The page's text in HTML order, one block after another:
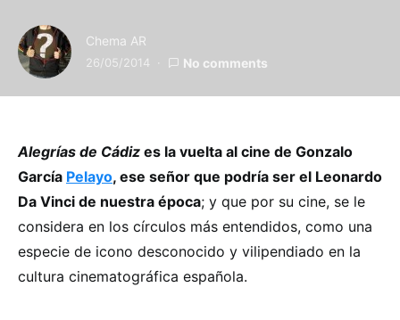
Chema AR
26/05/2014 No comments
Alegrías de Cádiz es la vuelta al cine de Gonzalo
García Pelayo, ese señor que podría ser el Leonardo
Da Vinci de nuestra época; y que por su cine, se le
considera en los círculos más entendidos, como una
especie de icono desconocido y vilipendiado en la
cultura cinematográfica española.